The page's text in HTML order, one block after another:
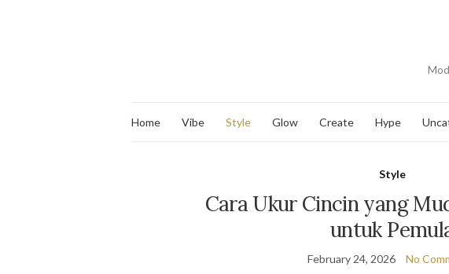
Home Vibe Style Glow Create Hype
Style
Cara Ukur Cincin yang
untuk
February 24, 2026 No